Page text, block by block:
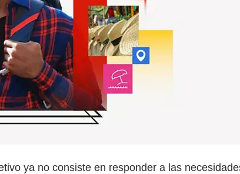
ya no consiste en responder a las